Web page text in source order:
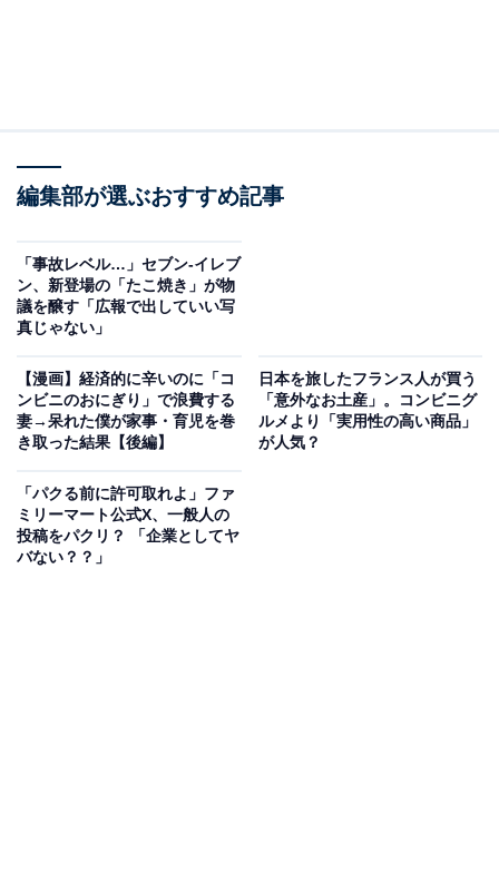
ー半額dayでスムージーマシーン長蛇の列」「売り切れ
の前通ったら学生で行列が凄かった」「レジで購入し
て、列に並んで、出来上がりまで45分かかりました」
「激混み過ぎて買えんかった…」と、在庫不足や混雑へ
実際に購入できた人からは、「美味しいんだけどあっと
いう間になくなった」「メロンミルクスムージー美味し
ています。
編集部が選ぶおすすめ記事
「事故レベル…」セブン-イレブ
ン、新登場の「たこ焼き」が物
議を醸す「広報で出していい写
真じゃない」
【漫画】経済的に辛いのに「コ
ンビニのおにぎり」で浪費する
妻→呆れた僕が家事・育児を巻
き取った結果【後編】
日本を旅したフランス人が買う
「意外なお土産」。コンビニグ
ルメより「実用性の高い商品」
が人気？
「パクる前に許可取れよ」ファ
ミリーマート公式X、一般人の
投稿をパクリ？ 「企業としてヤ
バない？？」